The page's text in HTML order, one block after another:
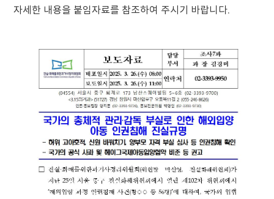
자세한 내용을 붙임자료를 참조하여 주시기 바랍니다.